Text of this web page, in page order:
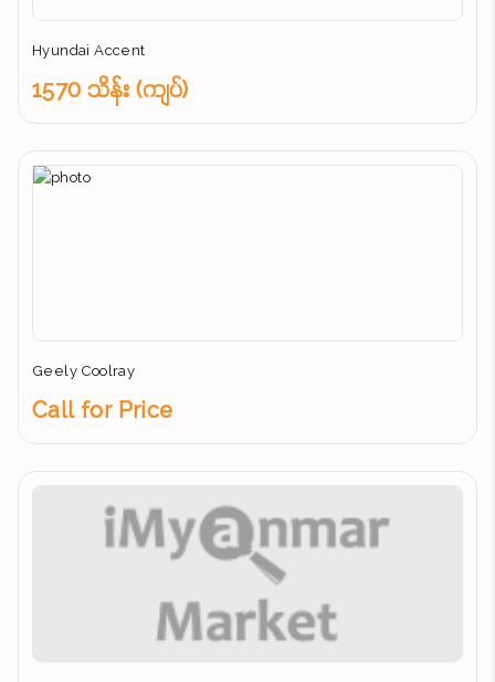
Hyundai Accent
1570 သိန်း (ကျပ်)
Geely Coolray
Call for Price